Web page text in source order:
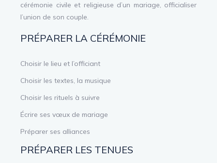
cérémonie civile et religieuse d’un mariage, officialiser
l’union de son couple.
PRÉPARER LA CÉRÉMONIE
Choisir le lieu et l’officiant
Choisir les textes, la musique
Choisir les rituels à suivre
Écrire ses vœux de mariage
Préparer ses alliances
PRÉPARER LES TENUES